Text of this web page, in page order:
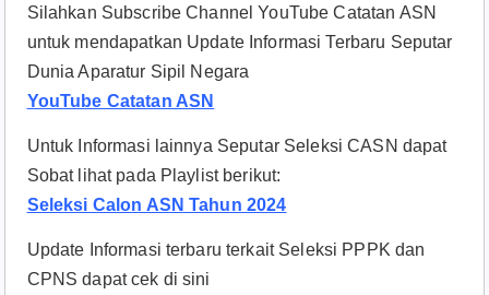
Silahkan Subscribe Channel YouTube Catatan ASN
untuk mendapatkan Update Informasi Terbaru Seputar
Dunia Aparatur Sipil Negara
YouTube Catatan ASN
Untuk Informasi lainnya Seputar Seleksi CASN dapat
Sobat lihat pada Playlist berikut:
Seleksi Calon ASN Tahun 2024
Update Informasi terbaru terkait Seleksi PPPK dan
CPNS dapat cek di sini